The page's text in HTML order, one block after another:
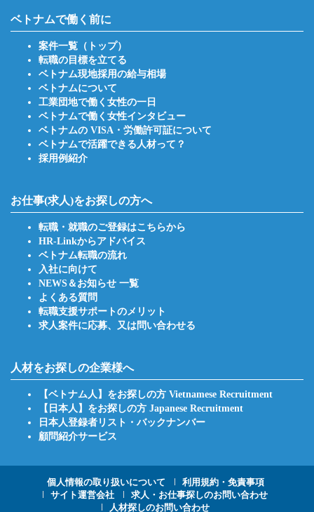
ベトナムで働く前に
案件一覧（トップ）
転職の目標を立てる
ベトナム現地採用の給与相場
ベトナムについて
工業団地で働く女性の一日
ベトナムで働く女性インタビュー
ベトナムの VISA・労働許可証について
ベトナムで活躍できる人材って？
採用例紹介
お仕事(求人)をお探しの方へ
転職・就職のご登録はこちらから
HR-Linkからアドバイス
ベトナム転職の流れ
入社に向けて
NEWS＆お知らせ 一覧
よくある質問
転職支援サポートのメリット
求人案件に応募、又は問い合わせる
人材をお探しの企業様へ
【ベトナム人】をお探しの方 Vietnamese Recruitment
【日本人】をお探しの方 Japanese Recruitment
日本人登録者リスト・バックナンバー
顧問紹介サービス
Footer
個人情報の取り扱いについて
利用規約・免責事項
サイト運営会社
求人・お仕事探しのお問い合わせ
人材探しのお問い合わせ